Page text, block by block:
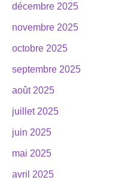
décembre 2025
novembre 2025
octobre 2025
septembre 2025
août 2025
juillet 2025
juin 2025
mai 2025
avril 2025